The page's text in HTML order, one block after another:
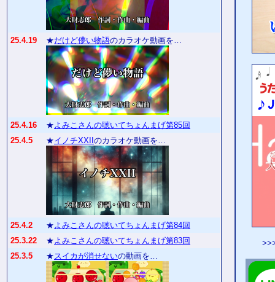
25.4.19 ★だけど儚い物語のカラオケ動画を…
25.4.16 ★よみこさんの聴いてちょんまげ第85回
25.4.5
★イノチXXII のカラオケ動画を…
25.4.2 ★よみこさんの聴いてちょんまげ第84回
25.3.22
★よみこさんの聴いてちょんまげ第83回
25.3.5
★スイカが消せないの動画を…